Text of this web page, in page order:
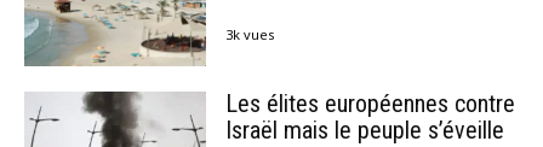
3k vues
Les élites européennes contre
Israël mais le peuple s’éveille